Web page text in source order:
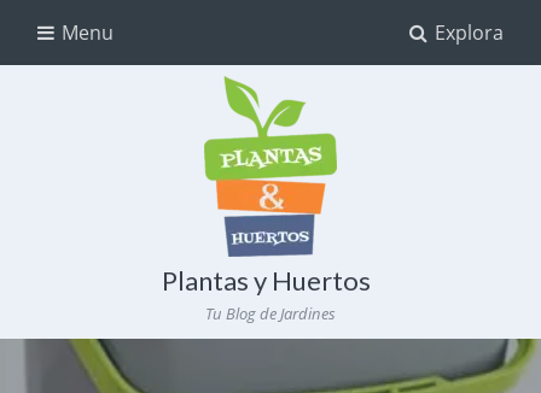
Explora
Menu
Plantas y Huertos
Tu Blog de Jardines